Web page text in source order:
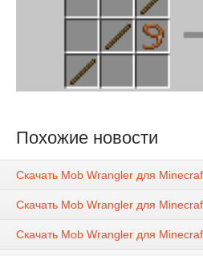
Похожие новости
Скачать Mob Wrangler для
Скачать Mob Wrangler для
Скачать Mob Wrangler для